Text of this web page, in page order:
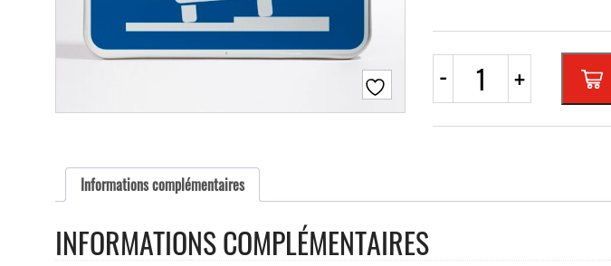
- quantité
PST34
DROIT"
+
Informations complémentaires
INFORMATIONS COMPLÉMENTAIRES